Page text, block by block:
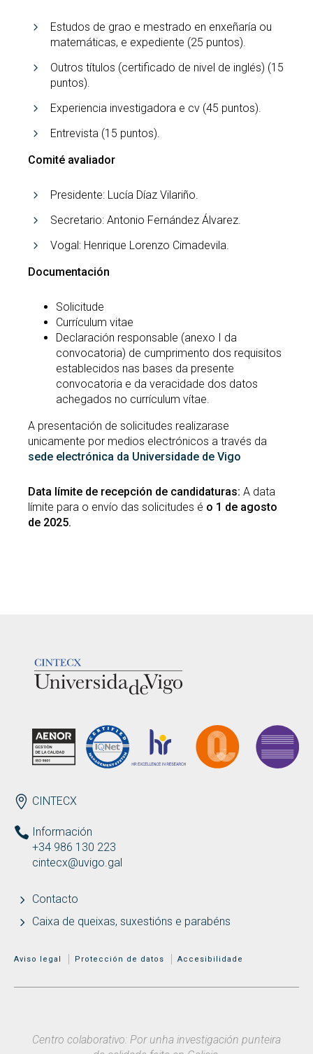
Estudos de grao e mestrado en enxeñaría ou
matemáticas, e expediente (25 puntos).
Outros títulos (certificado de nivel de inglés) (15
puntos).
Experiencia investigadora e cv (45 puntos).
Entrevista (15 puntos).
Comité avaliador
Presidente: Lucía Díaz Vilariño.
Secretario: Antonio Fernández Álvarez.
Vogal: Henrique Lorenzo Cimadevila.
Documentación
Solicitude
Currículum vitae
Declaración responsable (anexo I da
convocatoria) de cumprimento dos requisitos
establecidos nas bases da presente
convocatoria e da veracidade dos datos
achegados no currículum vítae.
A presentación de solicitudes realizarase
unicamente por medios electrónicos a través da
sede electrónica da Universidade de Vigo
Data límite de recepción de candidaturas: A data
límite para o envío das solicitudes é o 1 de agosto
de 2025.
ENDEREZO
CINTECX
Información
+34 986 130 223
cintecx@uvigo.gal
Contacto
Caixa de queixas, suxestións e parabéns
MENÚ ADICIONAL
Aviso legal Protección de datos Accesibilidade
Centro colaborativo: Por unha investigación punteira